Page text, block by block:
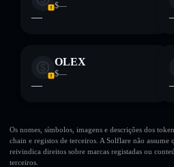
$—
—
OLEX
$—
—
Os nomes, símbolos, imagens e descrições dos
chain e registos de terceiros. A Solflare não assume
reivindica direitos sobre marcas registadas ou
terceiros.